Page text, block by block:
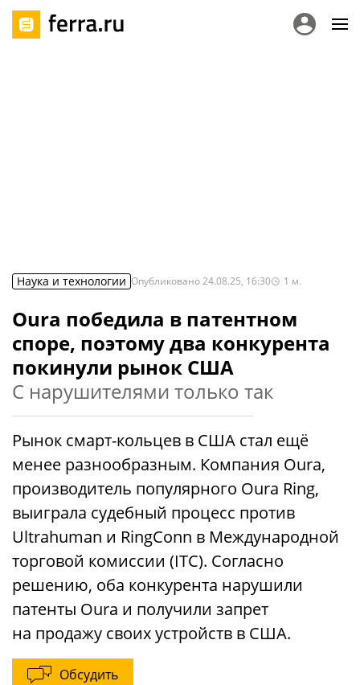
Наука и технологии Опубликовано24.08.25, 16:30 1 м.
Oura победила в патентном
споре, поэтому два конкурента
покинули рынок США
С нарушителями только так
Рынок смарт-кольцев в США стал ещё
менее разнообразным. Компания Oura,
производитель популярного Oura Ring,
выиграла судебный процесс против
Ultrahuman и RingConn в Международной
торговой комиссии (ITC). Согласно
решению, оба конкурента нарушили
патенты Oura и получили запрет
на продажу своих устройств в США.
Обсудить